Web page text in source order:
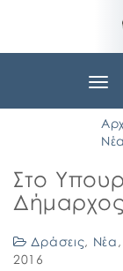
Νέα
Στο
Δράσεις, Νέα ,
2016